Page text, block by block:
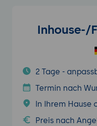
Inhouse-/
2 Tage -
Termin nach
In Ihrem Hause
Preis nach